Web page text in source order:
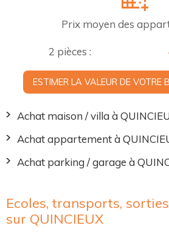
Prix moyen des
2 pièces :
ESTIMER LA VALEUR DE VOTRE
Achat maison / villa à
Achat appartement à
Achat parking / garage à
Ecoles, transports,
sur QUINCIEUX